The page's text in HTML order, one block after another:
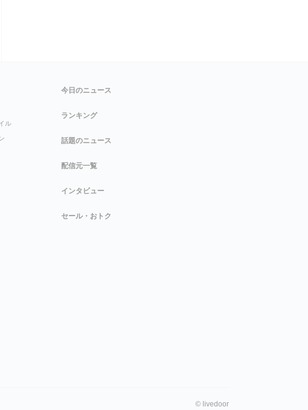
ル
今日のニュース
ランキング
話題のニュース
配信元一覧
インタビュー
セール・おトク
© livedoor